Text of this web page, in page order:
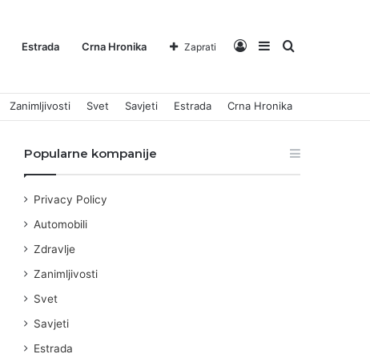
Estrada Crna Hronika Pretraga
Sidebar
Log
Zaprati
Zanimljivosti Svet Savjeti Estrada Crna Hronika
Popularne kompanije
Privacy Policy
Automobili
Zdravlje
Zanimljivosti
Svet
Savjeti
Estrada